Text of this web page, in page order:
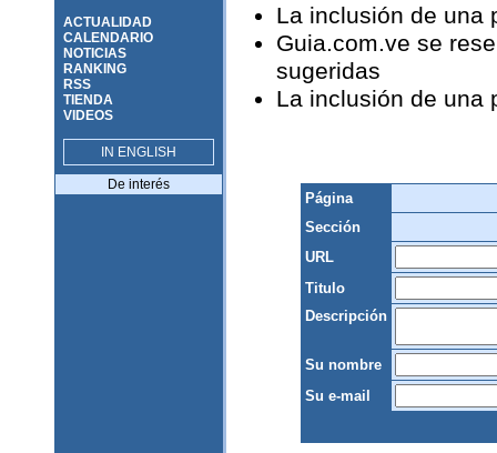
ACTUALIDAD
CALENDARIO
NOTICIAS
RANKING
RSS
TIENDA
VIDEOS
IN ENGLISH
De interés
La inclusión de una
Guia.com.ve se
sugeridas
La inclusión de una
Página
Sección
URL
Titulo
Descripción
Su nombre
Su e-mail